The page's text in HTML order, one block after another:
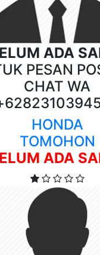
ADA
PESAN
CHAT WA
HONDA
TOMOHON
ADA